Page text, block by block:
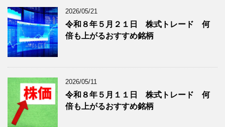
記
事
を
表
示
ロ
グ
記
事
を
表
示
2026/05/21
令和８年５月２１日 株式トレード 何
倍も上がるおすすめ銘柄
2026/05/11
令和８年５月１１日 株式トレード 何
倍も上がるおすすめ銘柄